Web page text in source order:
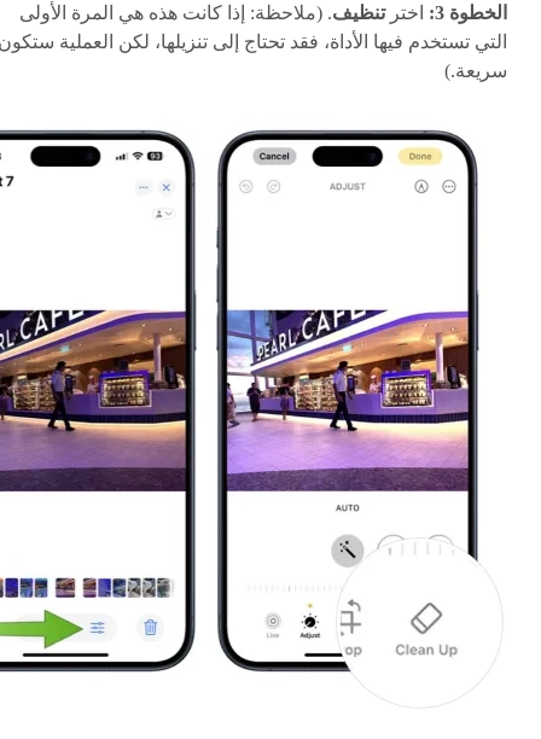
الخطوة 3: اخترتنظيف. (ملاحظة: إذا كانت هذه هي المرة الأولى
التي تستخدم فيها الأداة، فقد تحتاج إلى تنزيلها، لكن العملية
سريعة.)